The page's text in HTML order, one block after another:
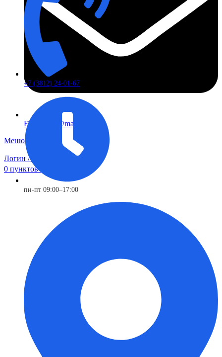
FTS-omsk@mail.ru
Меню
Логин / Регистрация
0 пунктов
+7 (3812) 24-01-67
пн-пт 09:00–17:00